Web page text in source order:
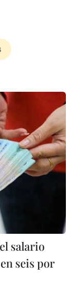
salario
seis por